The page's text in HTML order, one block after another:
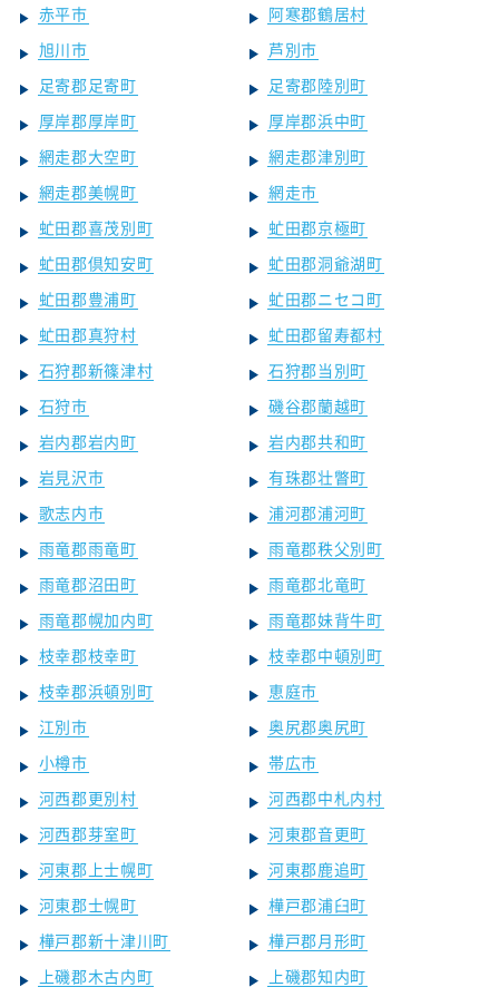
赤平市
阿寒郡鶴居村
旭川市
芦別市
足寄郡足寄町
足寄郡陸別町
厚岸郡厚岸町
厚岸郡浜中町
網走郡大空町
網走郡津別町
網走郡美幌町
網走市
虻田郡喜茂別町
虻田郡京極町
虻田郡倶知安町
虻田郡洞爺湖町
虻田郡豊浦町
虻田郡ニセコ町
虻田郡真狩村
虻田郡留寿都村
石狩郡新篠津村
石狩郡当別町
石狩市
磯谷郡蘭越町
岩内郡岩内町
岩内郡共和町
岩見沢市
有珠郡壮瞥町
歌志内市
浦河郡浦河町
雨竜郡雨竜町
雨竜郡秩父別町
雨竜郡沼田町
雨竜郡北竜町
雨竜郡幌加内町
雨竜郡妹背牛町
枝幸郡枝幸町
枝幸郡中頓別町
枝幸郡浜頓別町
恵庭市
江別市
奥尻郡奥尻町
小樽市
帯広市
河西郡更別村
河西郡中札内村
河西郡芽室町
河東郡音更町
河東郡上士幌町
河東郡鹿追町
河東郡士幌町
樺戸郡浦臼町
樺戸郡新十津川町
樺戸郡月形町
上磯郡木古内町
上磯郡知内町